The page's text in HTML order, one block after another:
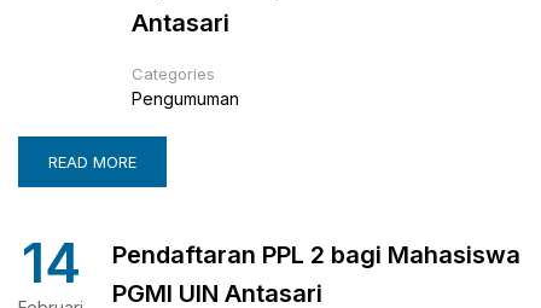
Antasari
Categories
Pengumuman
READ MORE
14
Pendaftaran PPL 2 bagi Mahasiswa
PGMI UIN Antasari